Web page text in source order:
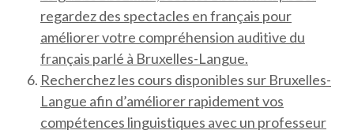
regardez des spectacles en français pour
améliorer votre compréhension auditive du
français parlé à Bruxelles-Langue.
Recherchez les cours disponibles sur Bruxelles-
Langue afin d’améliorer rapidement vos
compétences linguistiques avec un professeur